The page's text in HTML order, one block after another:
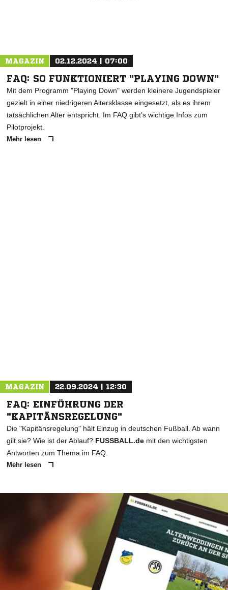
MAGAZIN 02.12.2024 | 07:00
FAQ: SO FUNKTIONIERT "PLAYING DOWN"
Mit dem Programm "Playing Down" werden kleinere Jugendspieler
gezielt in einer niedrigeren Altersklasse eingesetzt, als es ihrem
tatsächlichen Alter entspricht. Im FAQ gibt's wichtige Infos zum
Pilotprojekt.
Mehr lesen
MAGAZIN 22.09.2024 | 12:30
FAQ: EINFÜHRUNG DER
"KAPITÄNSREGELUNG"
Die "Kapitänsregelung" hält Einzug in deutschen Fußball. Ab wann
gilt sie? Wie ist der Ablauf? FUSSBALL.de mit den wichtigsten
Antworten zum Thema im FAQ.
Mehr lesen